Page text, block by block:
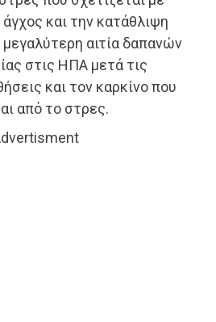
και την κατάθλιψη
αιτία δαπανών
στις ΗΠΑ μετά τις
και τον καρκίνο που
από το στρες.